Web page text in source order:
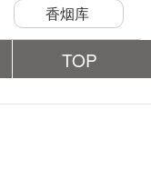
香烟库
TOP